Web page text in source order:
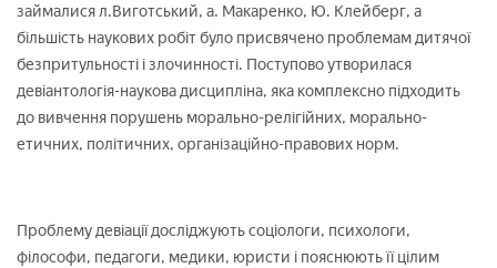
займалися л.Виготський, а. Макаренко, Ю. Клейберг, а
більшість наукових робіт було присвячено проблемам дитячої
безпритульності і злочинності. Поступово утворилася
девіантологія-наукова дисципліна, яка комплексно підходить
до вивчення порушень морально-релігійних, морально-
етичних, політичних, організаційно-правових норм.
Проблему девіації досліджують соціологи, психологи,
філософи, педагоги, медики, юристи і пояснюють її цілим